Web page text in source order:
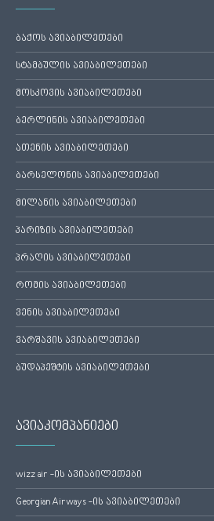
ბაქოს ავიაბილეთები
სტამბულის ავიაბილეთები
მოსკოვის ავიაბილეთები
ბერლინის ავიაბილეთები
ათენის ავიაბილეთები
ბარსელონის ავიაბილეთები
მილანის ავიაბილეთები
პარიზის ავიაბილეთები
პრაღის ავიაბილეთები
რომის ავიაბილეთები
ვენის ავიაბილეთები
ვარშავის ავიაბილეთები
ბუდაპეშტის ავიაბილეთები
ავიაკომპანიები
wizz air -ის ავიაბილეთები
Georgian Airways -ის ავიაბილეთები